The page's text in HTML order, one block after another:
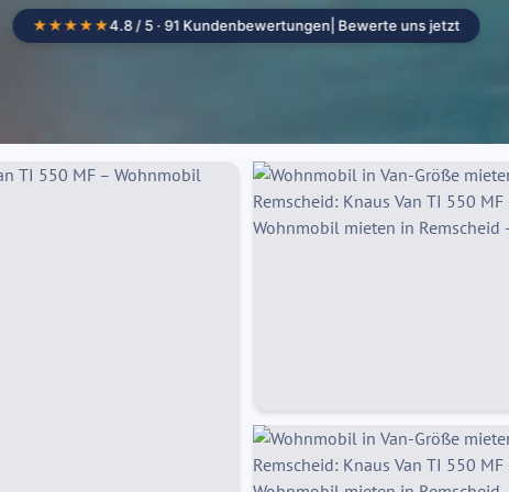
★★★★★4.8 / 5 · 91 Kundenbewertungen | Bewerte uns jetzt